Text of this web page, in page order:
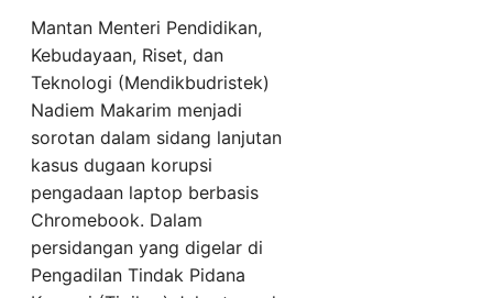
Mantan Menteri Pendidikan,
Kebudayaan, Riset, dan
Teknologi (Mendikbudristek)
Nadiem Makarim menjadi
sorotan dalam sidang lanjutan
kasus dugaan korupsi
pengadaan laptop berbasis
Chromebook. Dalam
persidangan yang digelar di
Pengadilan Tindak Pidana